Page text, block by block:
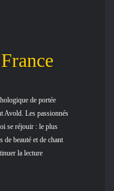
de portée
Avold. Les passionnés
se réjouir : le plus
de beauté et de chant
la lecture